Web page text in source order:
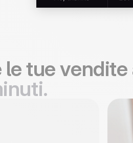
le tue